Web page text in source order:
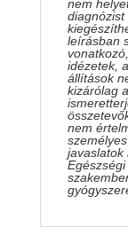
nem
diagnózist
leírásban
idézetek,
állítások
kizárólag
nem
javaslatok